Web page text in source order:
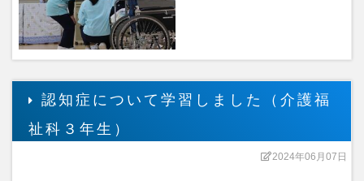
認知症について学習しました（介護福
祉科３年生）
2024年06月07日